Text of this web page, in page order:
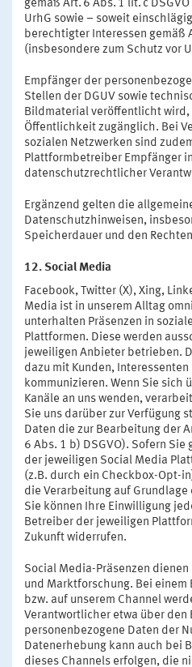
gemäß Art. 6 Abs. 1 lit. c
UrhG sowie – soweit
berechtigter Interessen gemäß
(insbesondere zum Schutz vor
Empfänger der
Stellen der DGUV sowie
Bildmaterial veröffentlicht
Öffentlichkeit zugänglich. Bei
sozialen Netzwerken sind
Plattformbetreiber Empfänger
datenschutzrechtlicher
Ergänzend gelten die
Datenschutzhinweisen,
Speicherdauer und den
12. Social Media
Facebook, Twitter (X), Xing,
Media ist in unserem Alltag
unterhalten Präsenzen in
Plattformen. Diese werden
jeweiligen Anbieter betrieben.
dazu mit Kunden,
kommunizieren. Wenn Sie sich
Kanäle an uns wenden,
Sie uns darüber zur Verfügung
Daten die zur Bearbeitung der
6 Abs. 1 b) DSGVO). Sofern
der jeweiligen Social Media
(z.B. durch ein Checkbox-Opt-
die Verarbeitung auf Grundlage
Sie können Ihre Einwilligung
Betreiber der jeweiligen
Zukunft widerrufen.
Social Media-Präsenzen
und Marktforschung. Bei einem
bzw. auf unserem Channel
Verantwortlicher etwa über den
personenbezogene Daten der
Datenerhebung kann auch bei
dieses Channels erfolgen, die